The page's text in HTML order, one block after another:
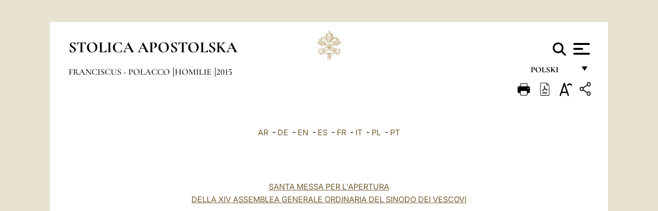
STOLICA APOSTOLSKA
POLSKI
FRANÇAIS
FRANCISCUS - POLACCO HOMILIE 2015
AR - DE - EN - ES - FR - IT - PL - PT
SANTA MESSA PER L'APERTURA
DELLA XIV ASSEMBLEA GENERALE ORDINARIA DEL SINODO DEI VESCOVI